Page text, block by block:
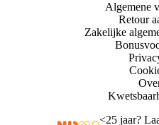
Algemene
Retour
Zakelijke
<25 jaar?